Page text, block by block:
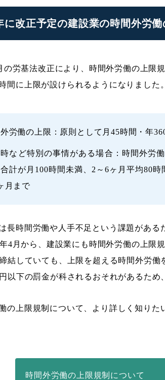
に改正予定の建設業の時間外労
の労基法改正により、時間外労働の上限
間に上限が設けられるようになりました
労働の上限：原則として月45時間・年
など特別の事情がある場合：時間外労
計が月100時間未満、2～6ヶ月平均80
月まで
長時間労働や人手不足という課題がある
4月から、建設業にも時間外労働の上限
結していても、上限を超える時間外労働
以下の罰⾦が科されるおそれがあるため
の上限規制について、より詳しく知りた
時間外労働の上限規制について